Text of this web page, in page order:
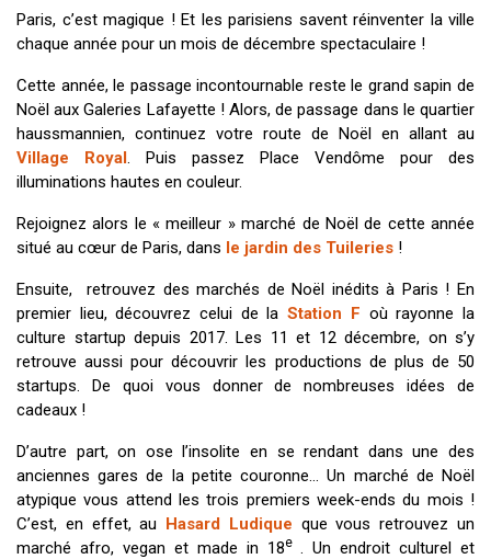
Paris, c’est magique ! Et les parisiens savent réinventer la ville
chaque année pour un mois de décembre spectaculaire !
Cette année, le passage incontournable reste le grand sapin de
Noël aux Galeries Lafayette ! Alors, de passage dans le quartier
haussmannien, continuez votre route de Noël en allant au
Village Royal . Puis passez Place Vendôme pour des
illuminations hautes en couleur.
Rejoignez alors le « meilleur » marché de Noël de cette année
situé au cœur de Paris, dans le jardin des Tuileries !
Ensuite, retrouvez des marchés de Noël inédits à Paris ! En
premier lieu, découvrez celui de laStation F où rayonne la
culture startup depuis 2017. Les 11 et 12 décembre, on s’y
retrouve aussi pour découvrir les productions de plus de 50
startups. De quoi vous donner de nombreuses idées de
cadeaux !
D’autre part, on ose l’insolite en se rendant dans une des
anciennes gares de la petite couronne… Un marché de Noël
atypique vous attend les trois premiers week-ends du mois !
C’est, en effet, au Hasard Ludique que vous retrouvez un
marché afro, vegan et made in 18e
. Un endroit culturel et